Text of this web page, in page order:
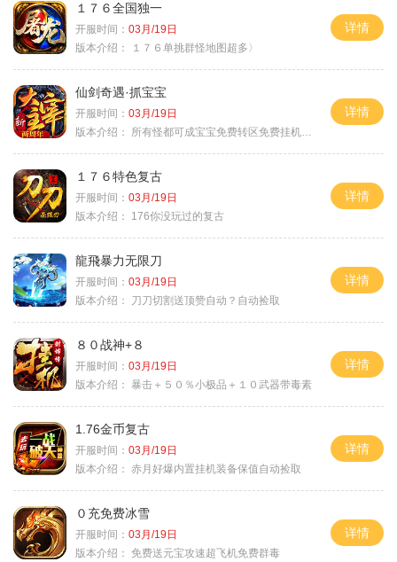
１７６全国独一
开服时间： 03月/19日
版本介绍：
１７６单挑群怪地图超多〉
详情
仙剑奇遇·抓宝宝
开服时间： 03月/19日
版本介绍：
所有怪都可成宝宝免费转区免费挂机活动
详情
１７６特色复古
开服时间： 03月/19日
版本介绍：
176你没玩过的复古
详情
龍飛暴力无限刀
开服时间： 03月/19日
版本介绍：
刀刀切割送顶赞自动？自动捡取
详情
８０战神+８
开服时间： 03月/19日
版本介绍： 暴击＋５０％小极品＋１０武器带毒素
详情
1.76金币复古
开服时间： 03月/19日
版本介绍： 赤月好爆内置挂机装备保值自动捡取
详情
０充免费冰雪
开服时间： 03月/19日
版本介绍： 免费送元宝攻速超飞机免费群毒
详情